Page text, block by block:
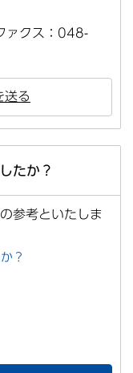
クス：048-
送る
たか？
参考といたしま
？